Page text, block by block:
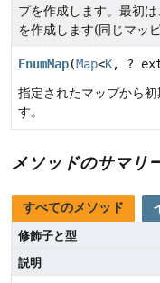
プを作成します。最初
を作成します(同じマッ
EnumMap(Map<K, ?
指定されたマップから
す。
メソッドのサマリ
すべてのメソッド
修飾子と型
説明